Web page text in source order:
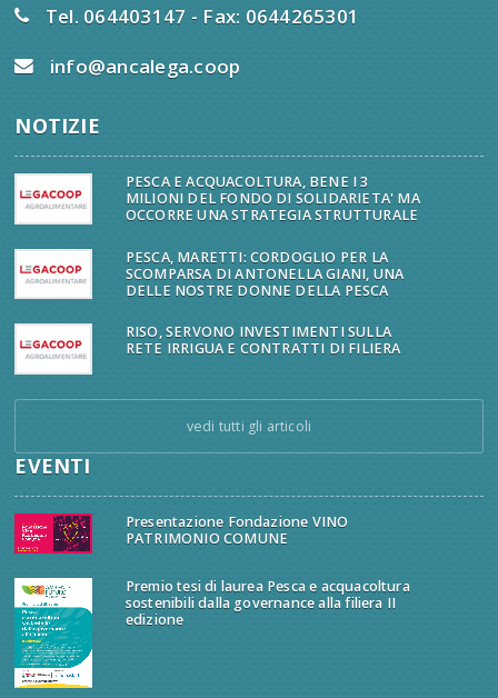
Tel. 064403147 - Fax: 0644265301
info@ancalega.coop
NOTIZIE
PESCA E ACQUACOLTURA, BENE I 3
MILIONI DEL FONDO DI SOLIDARIETA' MA
OCCORRE UNA STRATEGIA STRUTTURALE
PESCA, MARETTI: CORDOGLIO PER LA
SCOMPARSA DI ANTONELLA GIANI, UNA
DELLE NOSTRE DONNE DELLA PESCA
RISO, SERVONO INVESTIMENTI SULLA
RETE IRRIGUA E CONTRATTI DI FILIERA
vedi tutti gli articoli
EVENTI
Presentazione Fondazione VINO
PATRIMONIO COMUNE
Premio tesi di laurea Pesca e acquacoltura
sostenibili dalla governance alla filiera II
edizione